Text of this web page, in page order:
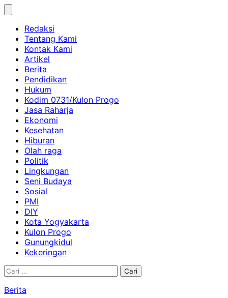
Skip
contentRedaksi
Tentang Kami
Kontak Kami
Artikel
Berita
Pendidikan
Hukum
Kodim 0731/Kulon Progo
Jasa Raharja
Ekonomi
Kesehatan
Hiburan
Olah raga
Politik
Lingkungan
Seni Budaya
Sosial
PMI
DIY
Kota Yogyakarta
Kulon Progo
Gunungkidul
Kekeringan
Cari
Berita